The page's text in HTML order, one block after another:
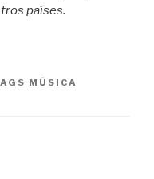
países.
MÚSICA